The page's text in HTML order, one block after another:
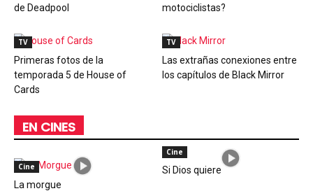
de Deadpool
motociclistas?
TV
Primeras fotos de la
temporada 5 de House of
Cards
TV
Las extrañas conexiones entre
los capítulos de Black Mirror
EN CINES
Cine
La morgue
Cine
Si Dios quiere